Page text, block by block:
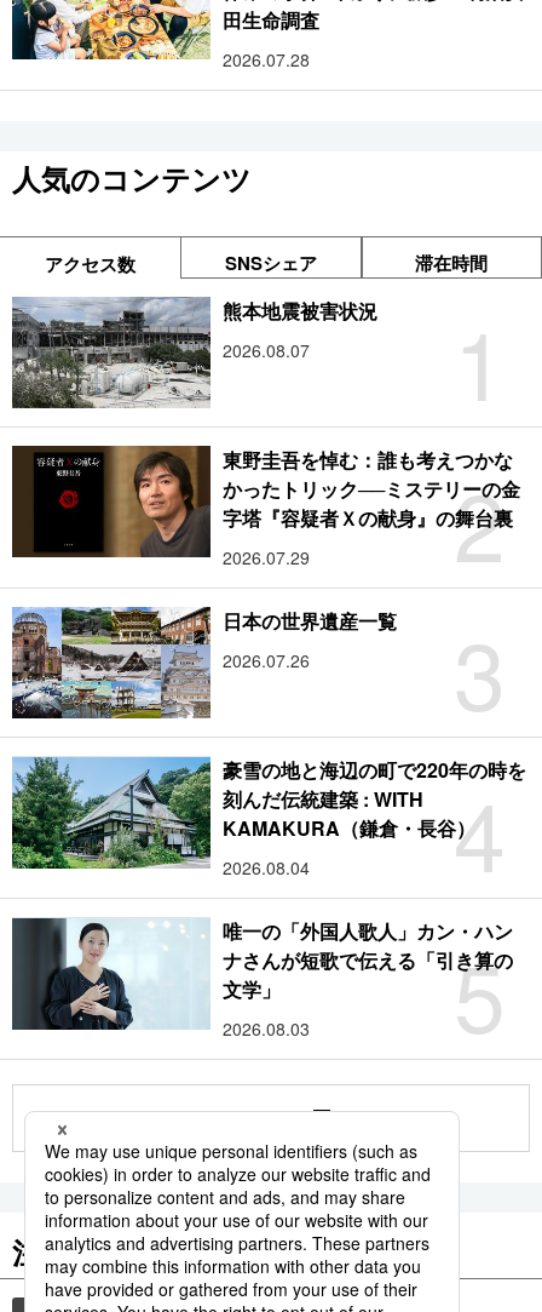
田生命調査
2026.07.28
人気のコンテンツ
アクセス数 SNSシェア 滞在時間
1
熊本地震被害状況
2026.08.07
2
東野圭吾を悼む：誰も考えつかな
かったトリック──ミステリーの金
字塔『容疑者Ｘの献身』の舞台裏
2026.07.29
3
日本の世界遺産一覧
2026.07.26
4
豪雪の地と海辺の町で220年の時を
刻んだ伝統建築 : WITH
KAMAKURA（鎌倉・長谷）
2026.08.04
5
唯一の「外国人歌人」カン・ハン
ナさんが短歌で伝える「引き算の
文学」
2026.08.03
もっと見る
注目のキーワード